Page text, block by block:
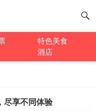
特色美食
酒店
尽享不同体验